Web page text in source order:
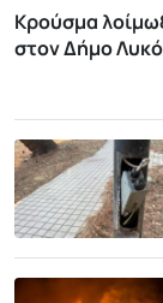
Κρούσμα
στον Δήμο